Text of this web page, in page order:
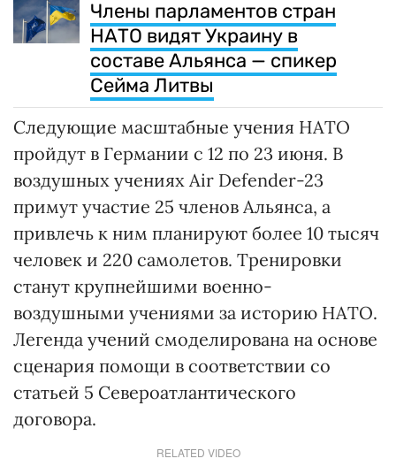
Члены парламентов стран
НАТО видят Украину в
составе Альянса — спикер
Сейма Литвы
Следующие масштабные учения НАТО
пройдут в Германии с 12 по 23 июня. В
воздушных учениях Air Defender-23
примут участие 25 членов Альянса, а
привлечь к ним планируют более 10 тысяч
человек и 220 самолетов. Тренировки
станут крупнейшими военно-
воздушными учениями за историю НАТО.
Легенда учений смоделирована на основе
сценария помощи в соответствии со
статьей 5 Североатлантического
договора.
RELATED VIDEO